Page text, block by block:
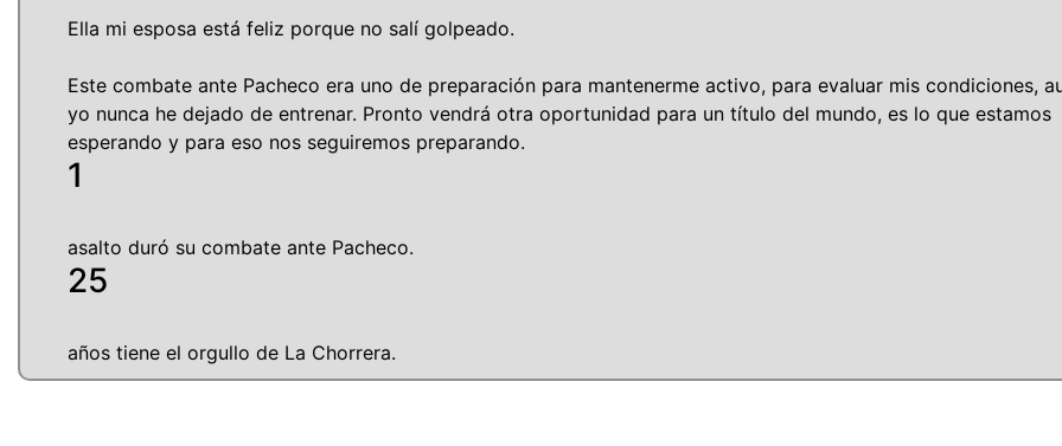
Ella mi esposa está feliz porque no salí golpeado.
Este combate ante Pacheco era uno de preparación para mantenerme activo, para evaluar mis condiciones,
yo nunca he dejado de entrenar. Pronto vendrá otra oportunidad para un título del mundo, es lo que estamos
esperando y para eso nos seguiremos preparando.
1
asalto duró su combate ante Pacheco.
25
años tiene el orgullo de La Chorrera.